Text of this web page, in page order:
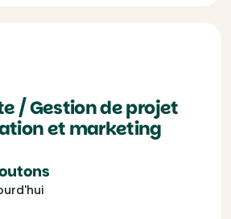
/ Gestion de projet
et marketing